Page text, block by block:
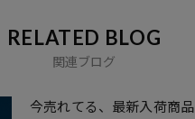
RELATED BLOG
関連ブログ
今売れてる、最新入荷商品